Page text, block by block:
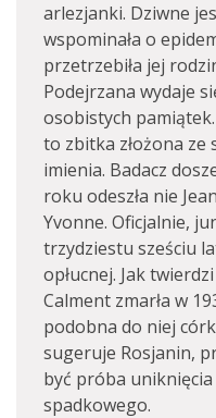
arlezjanki. Dziwne
wspominała o
przetrzebiła jej
Podejrzana wydaje
osobistych
to zbitka złożona ze
imienia. Badacz
roku odeszła nie
Yvonne. Oficjalnie,
trzydziestu sześciu
opłucnej. Jak
Calment zmarła w
podobna do niej
sugeruje Rosjanin,
być próba
spadkowego.